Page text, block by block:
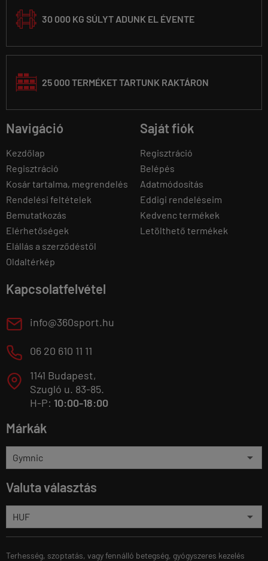
30 000 KG SÚLYT ADUNK EL ÉVENTE
25 000 TERMÉKET TARTUNK RAKTÁRON
Navigáció
Kezdőlap
Regisztráció
Kosár tartalma, megrendelés
Rendelési feltételek
Bemutatkozás
Elérhetőségek
Elállás a szerződéstől
Oldaltérkép
Saját fiók
Regisztráció
Belépés
Adatmódosítás
Eddigi rendeléseim
Kedvenc termékek
Letölthető termékek
Kapcsolatfelvétel
E info@360sport.hu
M 06 20 610 11 11
T
1141 Budapest,
Szugló u. 83-85.
H-P: 10:00-18:00
Márkák
Valuta választás
Terhesség, szoptatás, vagy fennálló betegség, gyógyszeres kezelés